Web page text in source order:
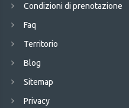
Condizioni di prenotazione
Faq
Territorio
Blog
Sitemap
Privacy